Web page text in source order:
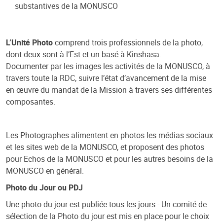
substantives de la MONUSCO
L’Unité Photocomprend trois professionnels de la photo,
dont deux sont à l’Est et un basé à Kinshasa.
Documenter par les images les activités de la MONUSCO, à
travers toute la RDC, suivre l’état d’avancement de la mise
en œuvre du mandat de la Mission à travers ses différentes
composantes.
Les Photographes alimentent en photos les médias sociaux
et les sites web de la MONUSCO, et proposent des photos
pour Echos de la MONUSCO et pour les autres besoins de la
MONUSCO en général.
Photo du Jour ou PDJ
Une photo du jour est publiée tous les jours - Un comité de
sélection de la Photo du jour est mis en place pour le choix